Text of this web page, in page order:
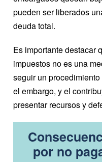
pueden ser liberados
deuda total.
Es importante destacar
impuestos no es una
seguir un
el embargo, y el
presentar recursos y
por no